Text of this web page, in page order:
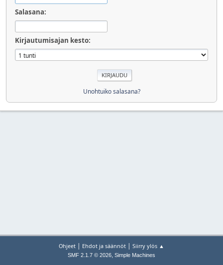
Salasana:
Kirjautumisajan kesto:
Unohtuiko salasana?
Ohjeet | Ehdot ja säännöt | Siirry ylös ▲
SMF 2.1.7 © 2026, Simple Machines